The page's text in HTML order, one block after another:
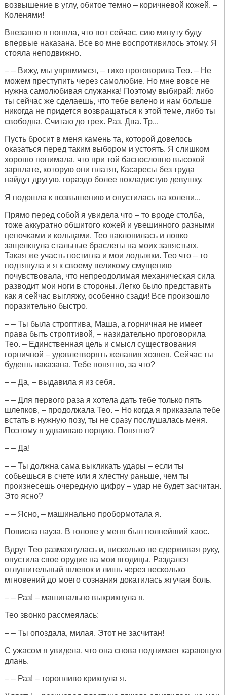
возвышение в углу, обитое темно – коричневой кожей. –
Коленями!
Внезапно я поняла, что вот сейчас, сию минуту буду
впервые наказана. Все во мне воспротивилось этому. Я
стояла неподвижно.
– – Вижу, мы упрямимся, – тихо проговорила Тео. – Не
можем преступить через самолюбие. Но мне вовсе не
нужна самолюбивая служанка! Поэтому выбирай: либо
ты сейчас же сделаешь, что тебе велено и нам больше
никогда не придется возвращаться к этой теме, либо ты
свободна. Считаю до трех. Раз. Два. Тр...
Пусть бросит в меня камень та, которой довелось
оказаться перед таким выбором и устоять. Я слишком
хорошо понимала, что при той баснословно высокой
зарплате, которую они платят, Касаресы без труда
найдут другую, гораздо более покладистую девушку.
Я подошла к возвышению и опустилась на колени...
Прямо перед собой я увидела что – то вроде столба,
тоже аккуратно обшитого кожей и увешинного разными
цепочками и кольцами. Тео наклонилась и ловко
защелкнула стальные браслеты на моих запястьях.
Такая же участь постигла и мои лодыжки. Тео что – то
подтянула и я к своему великому смущению
почувствовала, что непреодолимая механическая сила
разводит мои ноги в стороны. Легко было представить
как я сейчас выгляжу, особенно сзади! Все произошло
поразительно быстро.
– – Ты была строптива, Маша, а горничная не имеет
права быть строптивой, – назидательно проговорила
Тео. – Единственная цель и смысл существования
горничной – удовлетворять желания хозяев. Сейчас ты
будешь наказана. Тебе понятно, за что?
– – Да, – выдавила я из себя.
– – Для первого раза я хотела дать тебе только пять
шлепков, – продолжала Тео. – Но когда я приказала тебе
встать в нужную позу, ты не сразу послушалась меня.
Поэтому я удваиваю порцию. Понятно?
– – Да!
– – Ты должна сама выкликать удары – если ты
собьешься в счете или я хлестну раньше, чем ты
произнесешь очередную цифру – удар не будет засчитан.
Это ясно?
– – Ясно, – машинально пробормотала я.
Повисла пауза. В голове у меня был полнейший хаос.
Вдруг Тео размахнулась и, нисколько не сдерживая руку,
опустила свое орудие на мои ягодицы. Раздался
оглушительный шлепок и лишь через несколько
мгновений до моего сознания докатилась жгучая боль.
– – Раз! – машинально выкрикнула я.
Тео звонко рассмеялась:
– – Ты опоздала, милая. Этот не засчитан!
С ужасом я увидела, что она снова поднимает карающую
длань.
– – Раз! – торопливо крикнула я.